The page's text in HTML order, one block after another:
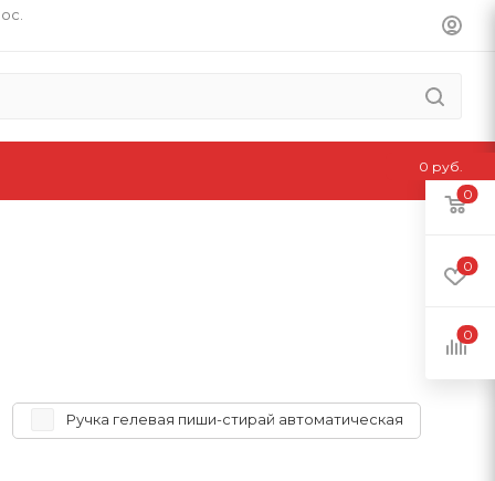
Ручка гелевая пиши-стирай автоматическая
0
0
0
0 руб.